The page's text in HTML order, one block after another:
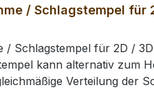
/ Schlagstempel für
/ Schlagstempel für 2D /
kann alternativ zum
Verteilung der